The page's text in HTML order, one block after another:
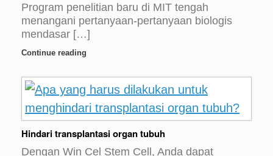
Program penelitian baru di MIT tengah
menangani pertanyaan-pertanyaan biologis
mendasar […]
Continue reading
Hindari transplantasi organ tubuh
Dengan Win Cel Stem Cell, Anda dapat